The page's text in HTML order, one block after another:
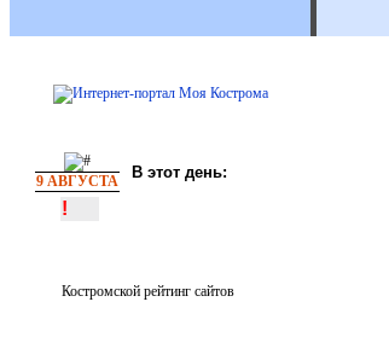
9 АВГУСТА В этот день:
!
Костромской рейтинг сайтов